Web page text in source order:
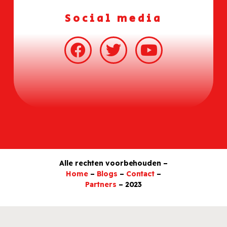
Social media
Alle rechten voorbehouden –
Home– Blogs – Contact –
Partners – 2023